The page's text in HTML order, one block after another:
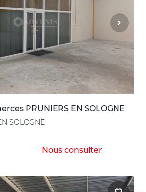
PRUNIERS EN SOLOGNE
SOLOGNE
Nous consulter